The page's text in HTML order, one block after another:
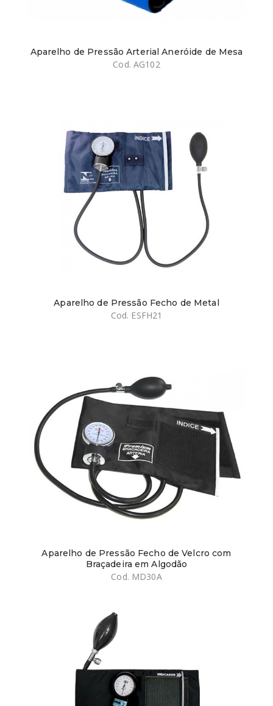
Aparelho de Pressão Arterial Aneróide de Mesa
Cod. AG102
Aparelho de Pressão Fecho de Metal
Cod. ESFH21
Aparelho de Pressão Fecho de Velcro com
Braçadeira em Algodão
Cod. MD30A